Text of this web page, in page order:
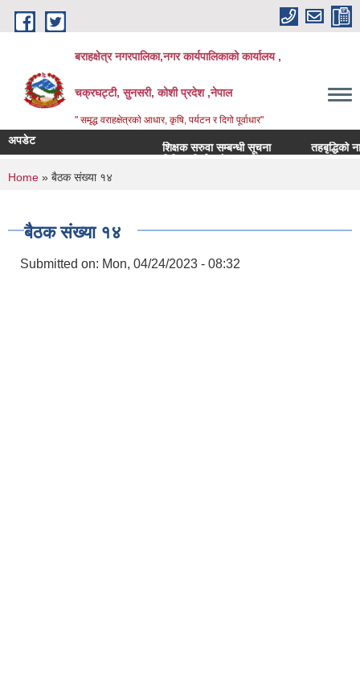
Skip to main content
बराहक्षेत्र नगरपालिका,नगर कार्यपालिकाको कार्यालय ,
चक्रघट्टी, सुनसरी, कोशी प्रदेश ,नेपाल
" समृद्ध वराहक्षेत्रकाे आधार, कृषि, पर्यटन र दिगो पूर्वाधार"
अपडेट
शिक्षक सरुवा सम्बन्धी सूचना
तहबृद्धिको
You are here
Home » बैठक संख्या १४
बैठक संख्या १४
Submitted on: Mon, 04/24/2023 - 08:32